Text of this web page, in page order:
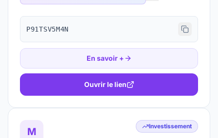
P91TSV5M4N
En savoir +
Ouvrir le lien
M Investissement